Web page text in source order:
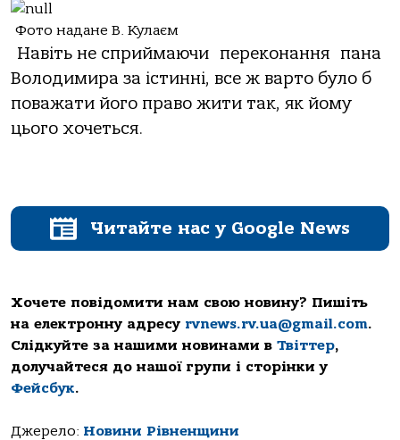
Фото надане В. Кулаєм
Навіть не сприймаючи переконання пана
Володимира за істинні, все ж варто було б
поважати його право жити так, як йому
цього хочеться.
Читайте нас у Google News
Хочете повідомити нам свою новину? Пишіть
на електронну адресу rvnews.rv.ua@gmail.com.
Слідкуйте за нашими новинами в Твіттер,
долучайтеся до нашої групи і сторінки у
Фейсбук.
Джерело: Новини Рівненщини